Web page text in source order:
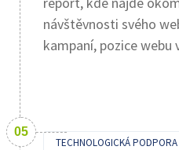
návštěvnosti svého
kampaní, pozice webu
TECHNOLOGICKÁ PODPORA